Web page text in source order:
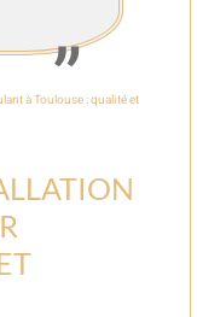
à Toulouse : qualité et